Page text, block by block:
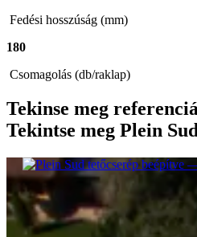
Fedési hosszúság (mm)
180
Csomagolás (db/raklap)
Tekinse meg
Tekintse meg Plein Sud